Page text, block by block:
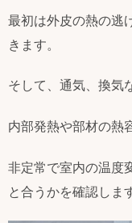
最初は外皮の熱の逃
きます。
そして、通気、換気
内部発熱や部材の熱
非定常で室内の温度
と合うかを確認しま